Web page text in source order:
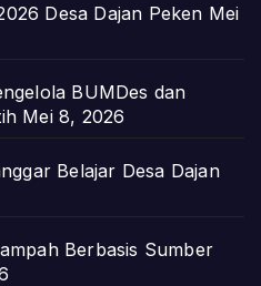
Desa Dajan Peken Mei
BUMDes dan
Mei 8, 2026
Belajar Desa Dajan
Berbasis Sumber